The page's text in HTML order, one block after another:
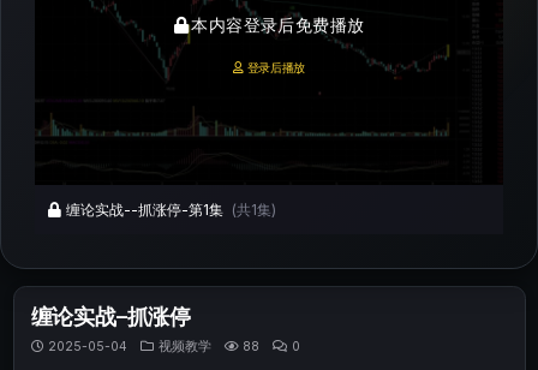
本内容登录后免费播放
登录后播放
缠论实战--抓涨停-第1集 (共1集)
缠论实战–抓涨停
2025-05-04 视频教学 88 0